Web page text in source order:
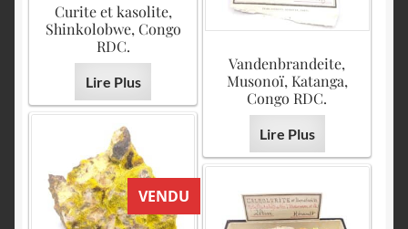
Curite et kasolite,
Shinkolobwe, Congo
RDC.
Lire Plus
Vandenbrandeite,
Musonoï, Katanga,
Congo RDC.
Lire Plus
VENDU